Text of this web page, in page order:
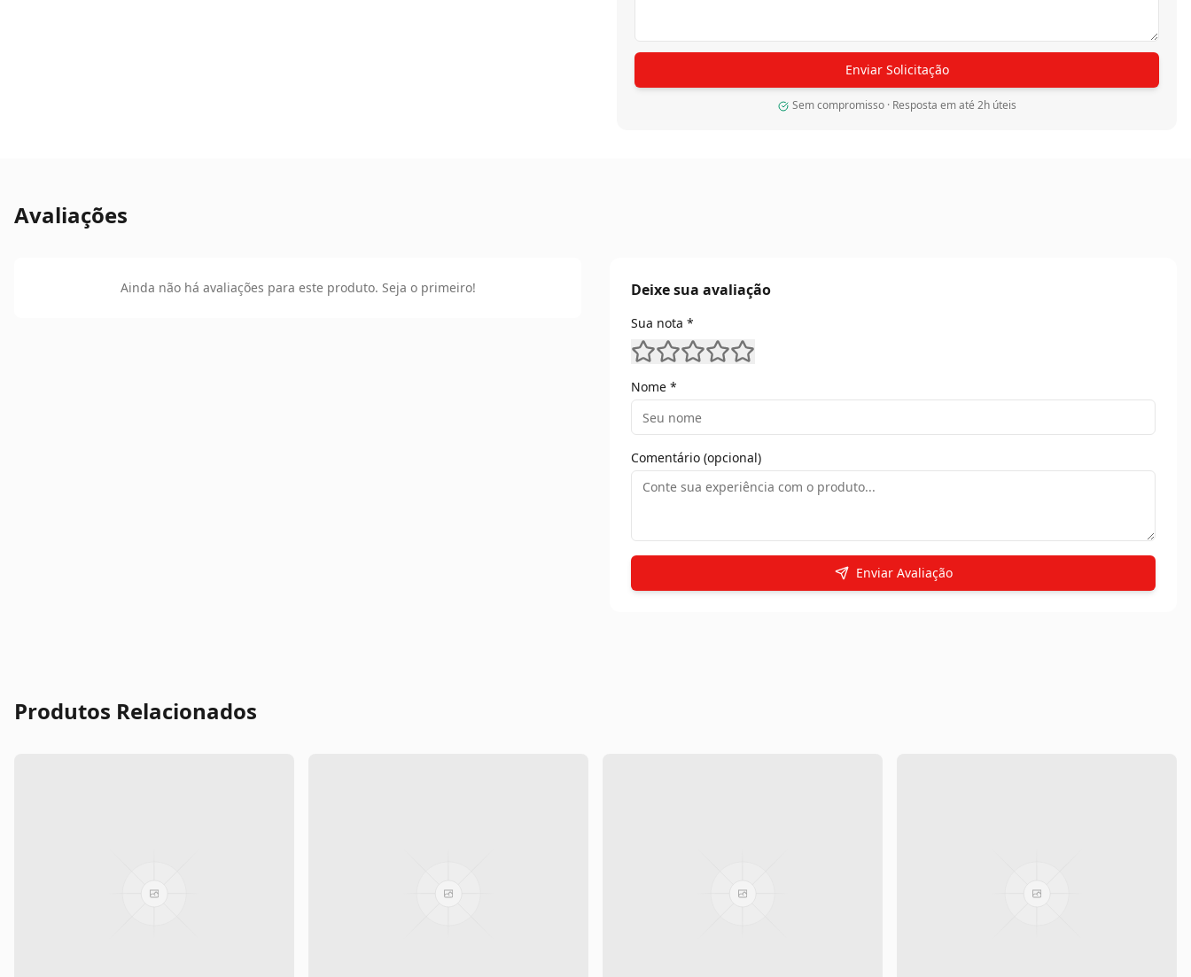
cerdas macias ou aspirador de pó. Higienização com pano levemente umedecido
em produto específico para pisos resinados.
Enviar Solicitação
Sem compromisso · Resposta em até 2h úteis
Avaliações
Ainda não há avaliações para este produto. Seja o primeiro! Deixe sua avaliação
Sua nota *
Nome *
Comentário (opcional)
Enviar Avaliação
Produtos Relacionados